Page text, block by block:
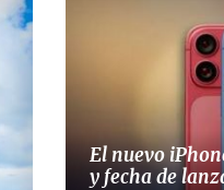
El nuevo
y fecha de